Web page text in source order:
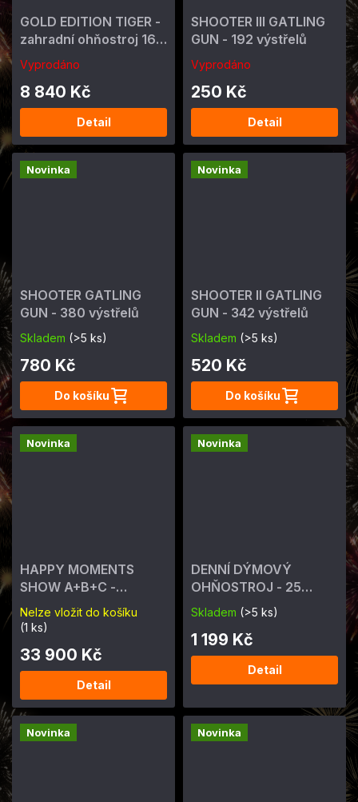
GOLD EDITION TIGER -
zahradní ohňostroj 163
výstřelů
Vyprodáno
8 840 Kč
Detail
SHOOTER III GATLING
GUN - 192 výstřelů
Vyprodáno
250 Kč
Detail
Novinka
SHOOTER GATLING
GUN - 380 výstřelů
Skladem (>5 ks)
780 Kč
Do košíku
Novinka
SHOOTER II GATLING
GUN - 342 výstřelů
Skladem (>5 ks)
520 Kč
Do košíku
Novinka
HAPPY MOMENTS
SHOW A+B+C -
složený ohňostroj 521
výstřelů
Nelze vložit do košíku
(1 ks)
33 900 Kč
Detail
Novinka
DENNÍ DÝMOVÝ
OHŇOSTROJ - 25
výstřelů, různé barvy
Skladem (>5 ks)
1 199 Kč
Detail
Novinka Novinka